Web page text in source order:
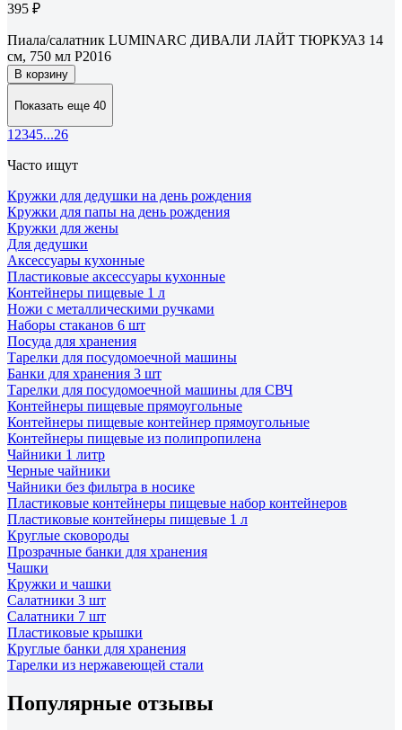
395 ₽
Пиала/салатник LUMINARC ДИВАЛИ ЛАЙТ ТЮРКУАЗ 14
см, 750 мл P2016
В корзину
Показать еще 40
1 2345...26
Часто ищут
Кружки для дедушки на день рождения
Кружки для папы на день рождения
Кружки для жены
Для дедушки
Аксессуары кухонные
Пластиковые аксессуары кухонные
Контейнеры пищевые 1 л
Ножи с металлическими ручками
Наборы стаканов 6 шт
Посуда для хранения
Тарелки для посудомоечной машины
Банки для хранения 3 шт
Тарелки для посудомоечной машины для СВЧ
Контейнеры пищевые прямоугольные
Контейнеры пищевые контейнер прямоугольные
Контейнеры пищевые из полипропилена
Чайники 1 литр
Черные чайники
Чайники без фильтра в носике
Пластиковые контейнеры пищевые набор контейнеров
Пластиковые контейнеры пищевые 1 л
Круглые сковороды
Прозрачные банки для хранения
Чашки
Кружки и чашки
Салатники 3 шт
Салатники 7 шт
Пластиковые крышки
Круглые банки для хранения
Тарелки из нержавеющей стали
Популярные отзывы